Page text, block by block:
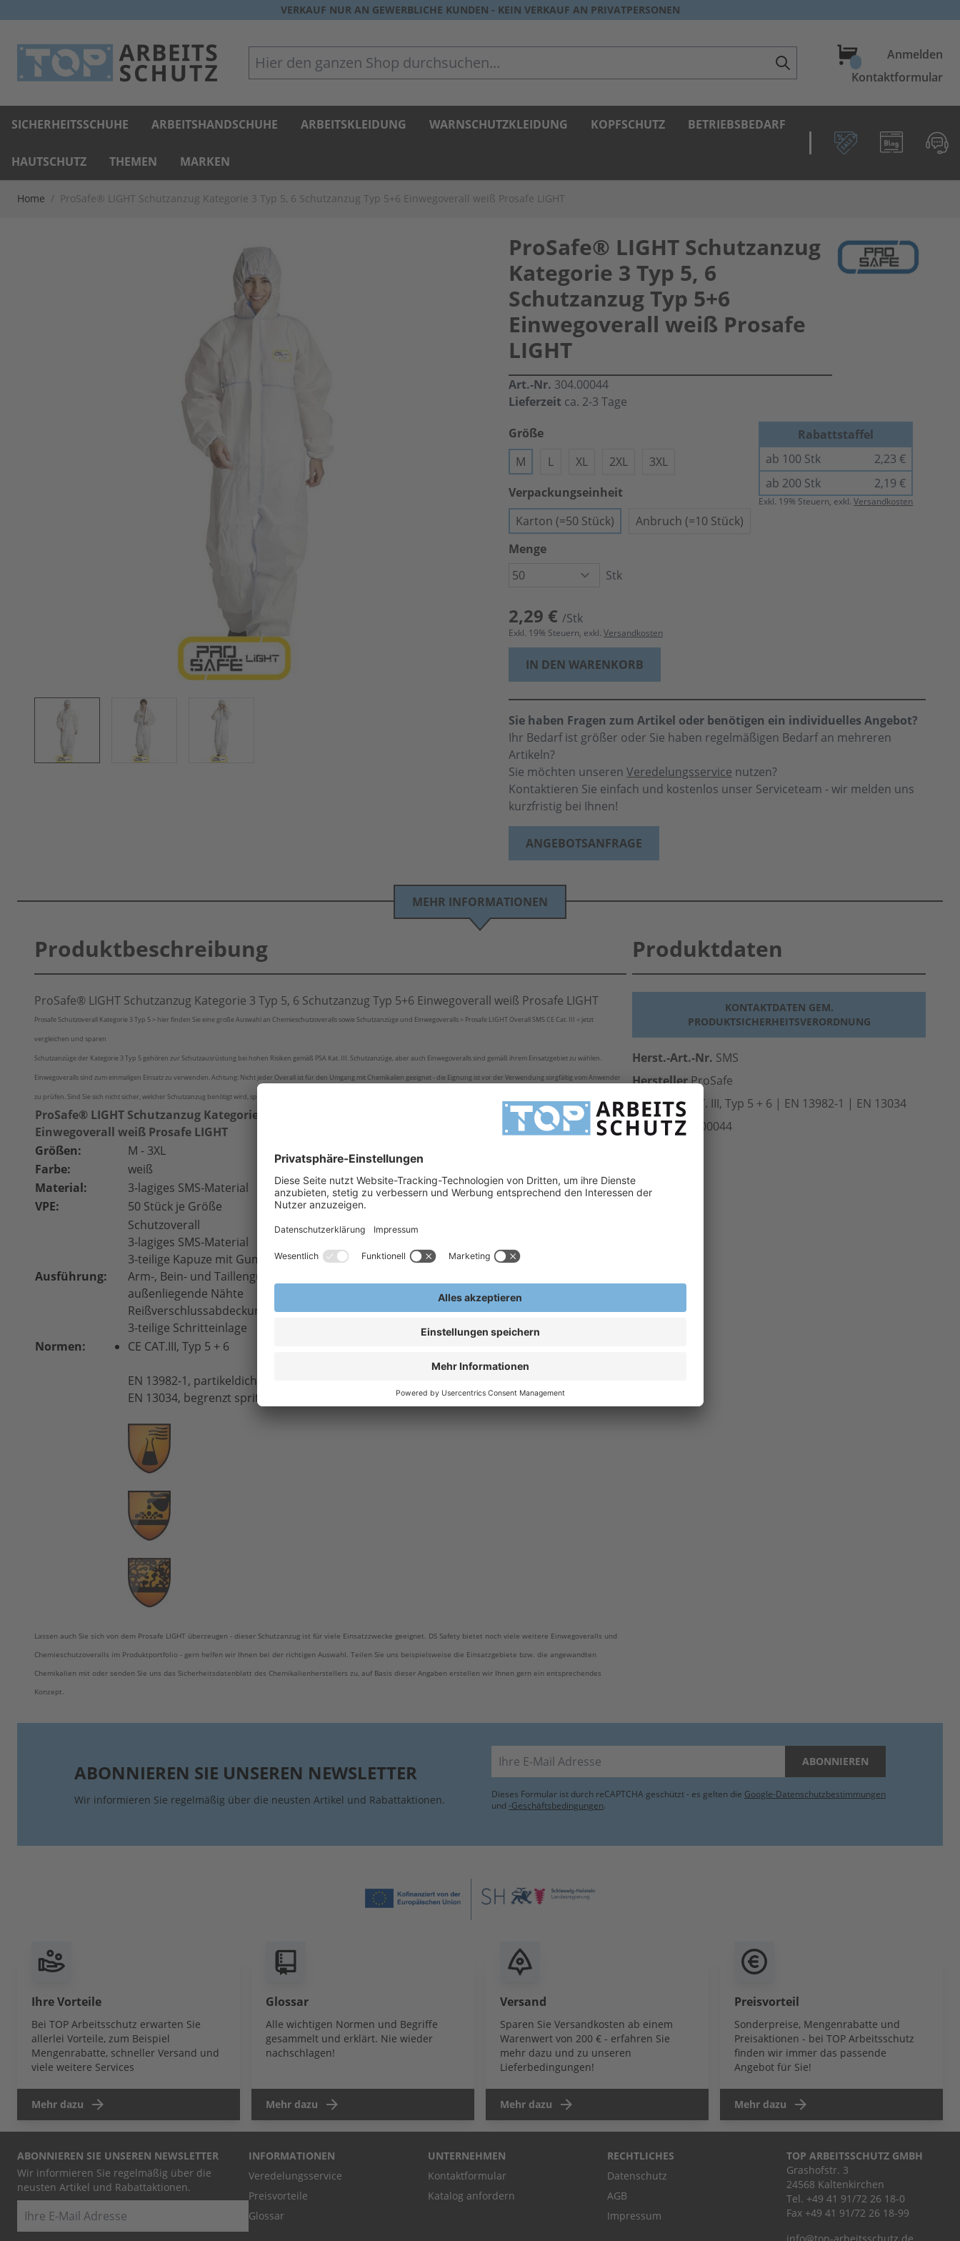
VERKAUF NUR AN GEWERBLICHE KUNDEN - KEIN VERKAUF AN PRIVATPERSONEN
Hier den ganzen Shop durchsuchen... WarenkorbAnmelden
Kontaktformular
SICHERHEITSSCHUHE ARBEITSHANDSCHUHE ARBEITSKLEIDUNG WARNSCHUTZKLEIDUNG KOPFSCHUTZ BETRIEBSBEDARF
HAUTSCHUTZ THEMEN MARKEN
Home / ProSafe® LIGHT Schutzanzug Kategorie 3 Typ 5, 6 Schutzanzug Typ 5+6 Einwegoverall weiß Prosafe LIGHT
ProSafe® LIGHT Schutzanzug
Kategorie 3 Typ 5, 6
Schutzanzug Typ 5+6
Einwegoverall weiß Prosafe
LIGHT
Art.-Nr. 304.00044
Lieferzeit ca. 2-3 Tage
Größe
M
L XL 2XL
3XL
Verpackungseinheit
Karton (=50 Stück)
Anbruch (=10 Stück)
Menge
Stk
2,29 € /Stk
Exkl. 19% Steuern, exkl. Versandkosten
Rabattstaffel
ab 100 Stk
2,23 €
ab 200 Stk
2,19 €
Exkl. 19% Steuern, exkl.Versandkosten
IN DEN WARENKORB
Sie haben Fragen zum Artikel oder benötigen ein individuelles Angebot?
Ihr Bedarf ist größer oder Sie haben regelmäßigen Bedarf an mehreren
Artikeln?
Sie möchten unseren Veredelungsservice nutzen?
Kontaktieren Sie einfach und kostenlos unser Serviceteam - wir melden uns
kurzfristig bei Ihnen!
ANGEBOTSANFRAGE
MEHR INFORMATIONEN
Produktbeschreibung
ProSafe® LIGHT Schutzanzug Kategorie 3 Typ 5, 6 Schutzanzug Typ 5+6 Einwegoverall weiß Prosafe LIGHT
Prosafe Schutzoverall Kategorie 3 Typ 5 > hier finden Sie eine große Auswahl an Chemieschutzoveralls sowie Schutzanzüge und Einwegoveralls > Prosafe LIGHT Overall SMS CE Cat. III < jetzt
vergleichen und sparen
Schutzanzüge der Kategorie 3 Typ 5 gehören zur Schutzausrüstung bei hohen Risiken gemäß PSA Kat. III. Schutzanzüge, aber auch Einwegoveralls sind gemäß ihrem Einsatzgebiet zu wählen.
Einwegoveralls sind zum einmaligen Einsatz zu verwenden. Achtung: Nicht jeder Overall ist für den Umgang mit Chemikalien geeignet - die Eignung ist vor der Verwendung sorgfältig vom Anwender
zu prüfen. Sind Sie sich nicht sicher, welcher Schutzanzug benötigt wird, sprechen Sie uns an - wir beraten Sie gern bei der Produktfindung
ProSafe® LIGHT Schutzanzug Kategorie 3 Typ 5, 6 Schutzanzug Typ 5+6
Einwegoverall weiß Prosafe LIGHT
Größen:
M - 3XL
Farbe:
weiß
Material:
3-lagiges SMS-Material
VPE:
50 Stück je Größe
Ausführung:
Schutzoverall
3-lagiges SMS-Material
3-teilige Kapuze mit Gummizug
Arm-, Bein- und Taillengummi
außenliegende Nähte
Reißverschlussabdeckung
3-teilige Schritteinlage
Normen:
CE CAT.III, Typ 5 + 6
EN 13982-1, partikeldicht
EN 13034, begrenzt spritzdicht
Lassen auch Sie sich von dem Prosafe LIGHT überzeugen - dieser Schutzanzug ist für viele Einsatzzwecke geeignet. DS Safety bietet noch viele weitere Einwegoveralls und
Chemieschutzoveralls im Produktportfolio - gern helfen wir Ihnen bei der richtigen Auswahl. Teilen Sie uns beispielsweise die Einsatzgebiete bzw. die angewandten
Chemikalien mit oder senden Sie uns das Sicherheitsdatenblatt des Chemikalienherstellers zu, auf Basis dieser Angaben erstellen wir Ihnen gern ein entsprechendes
Konzept.
Produktdaten
KONTAKTDATEN GEM.
PRODUKTSICHERHEITSVERORDNUNG
Herst.-Art.-Nr. SMS
HerstellerProSafe
NormCE CAT. III, Typ 5 + 6 | EN 13982-1 | EN 13034
Art.-Nr.304.00044
ABONNIEREN SIE UNSEREN NEWSLETTER
Wir informieren Sie regelmäßig über die neusten Artikel und Rabattaktionen.
E-Mail ABONNIEREN
Dieses Formular ist durch reCAPTCHA geschützt - es gelten die Google-Datenschutzbestimmungen
und -Geschäftsbedingungen.
Ihre Vorteile
Bei TOP Arbeitsschutz erwarten Sie
allerlei Vorteile, zum Beispiel
Mengenrabatte, schneller Versand und
viele weitere Services
Mehr dazu
Glossar
Alle wichtigen Normen und Begriffe
gesammelt und erklärt. Nie wieder
nachschlagen!
Mehr dazu
Versand
Sparen Sie Versandkosten ab einem
Warenwert von 200 € - erfahren Sie
mehr dazu und zu unseren
Lieferbedingungen!
Mehr dazu
Preisvorteil
Sonderpreise, Mengenrabatte und
Preisaktionen - bei TOP Arbeitsschutz
finden wir immer das passende
Angebot für Sie!
Mehr dazu
ABONNIEREN SIE UNSEREN NEWSLETTER
Wir informieren Sie regelmäßig über die
neusten Artikel und Rabattaktionen.
E-Mail
INFORMATIONEN
Veredelungsservice
Preisvorteile
Glossar
UNTERNEHMEN
Kontaktformular
Katalog anfordern
RECHTLICHES
Datenschutz
AGB
Impressum
TOP ARBEITSSCHUTZ GMBH
Grashofstr. 3
24568 Kaltenkirchen
Tel. +49 41 91/72 26 18-0
Fax +49 41 91/72 26 18-99